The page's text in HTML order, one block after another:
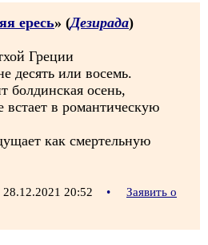
ересь» (Дезирада)
Греции
десять или восемь.
болдинская осень,
встает в романтическую
как смертельную
28.12.2021 20:52 •
Заявить о